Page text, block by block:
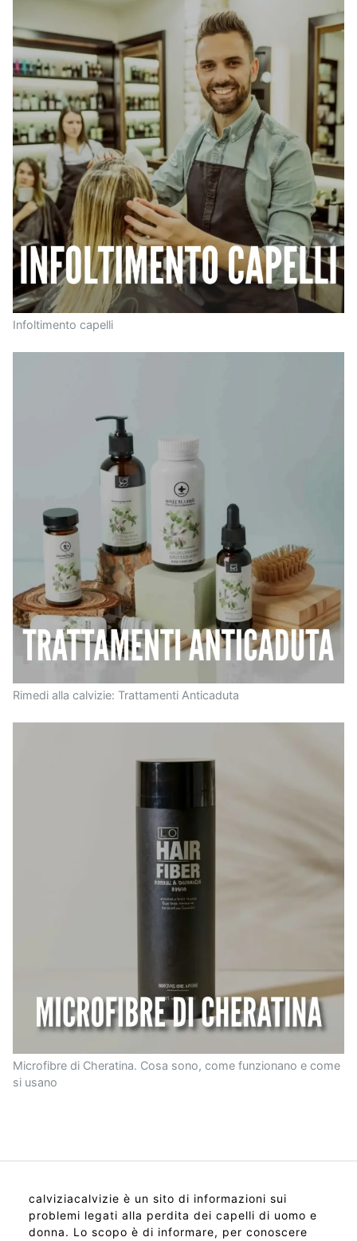
Infoltimento capelli
Rimedi alla calvizie: Trattamenti Anticaduta
Microfibre di Cheratina. Cosa sono, come funzionano e come
si usano
calviziacalvizie è un sito di informazioni sui
problemi legati alla perdita dei capelli di uomo e
donna. Lo scopo è di informare, per conoscere